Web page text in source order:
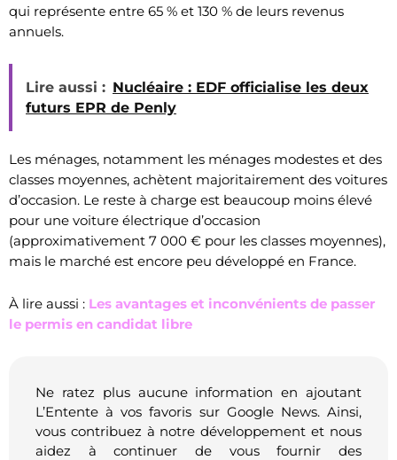
qui représente entre 65 % et 130 % de leurs revenus
annuels.
Lire aussi : Nucléaire : EDF officialise les deux
futurs EPR de Penly
Les ménages, notamment les ménages modestes et des
classes moyennes, achètent majoritairement des voitures
d’occasion. Le reste à charge est beaucoup moins élevé
pour une voiture électrique d’occasion
(approximativement 7 000 € pour les classes moyennes),
mais le marché est encore peu développé en France.
À lire aussi : Les avantages et inconvénients de passer
le permis en candidat libre
Ne ratez plus aucune information en ajoutant
L’Entente à vos favoris sur Google News. Ainsi,
vous contribuez à notre développement et nous
aidez à continuer de vous fournir des